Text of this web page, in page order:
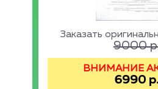
Заказать
9000
ВНИМАНИЕ
6990 р.